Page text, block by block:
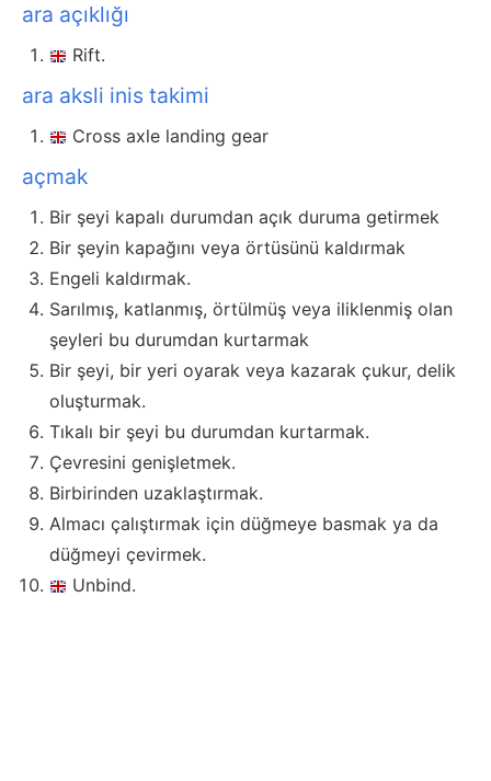
ara açıklığı
Rift.
ara aksli inis takimi
Cross axle landing gear
açmak
Bir şeyi kapalı durumdan açık duruma getirmek
Bir şeyin kapağını veya örtüsünü kaldırmak
Engeli kaldırmak.
Sarılmış, katlanmış, örtülmüş veya iliklenmiş olan
şeyleri bu durumdan kurtarmak
Bir şeyi, bir yeri oyarak veya kazarak çukur, delik
oluşturmak.
Tıkalı bir şeyi bu durumdan kurtarmak.
Çevresini genişletmek.
Birbirinden uzaklaştırmak.
Almacı çalıştırmak için düğmeye basmak ya da
düğmeyi çevirmek.
Unbind.